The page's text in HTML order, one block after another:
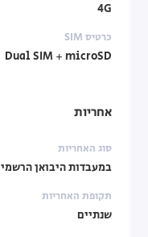
4G
כרטיס SIM
Dual SIM + microSD
אחריות
סוג האחריות
במעבדות היבואן הרשמי
תקופת האחריות
שנתיים